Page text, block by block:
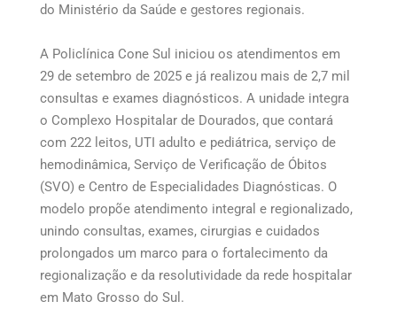
do Ministério da Saúde e gestores regionais.
A Policlínica Cone Sul iniciou os atendimentos em
29 de setembro de 2025 e já realizou mais de 2,7 mil
consultas e exames diagnósticos. A unidade integra
o Complexo Hospitalar de Dourados, que contará
com 222 leitos, UTI adulto e pediátrica, serviço de
hemodinâmica, Serviço de Verificação de Óbitos
(SVO) e Centro de Especialidades Diagnósticas. O
modelo propõe atendimento integral e regionalizado,
unindo consultas, exames, cirurgias e cuidados
prolongados um marco para o fortalecimento da
regionalização e da resolutividade da rede hospitalar
em Mato Grosso do Sul.